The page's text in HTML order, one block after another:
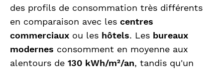
des profils de consommation très différents
en comparaison avec les centres
commerciaux ou les hôtels. Les bureaux
modernes consomment en moyenne aux
alentours de 130 kWh/m²/an, tandis qu'un